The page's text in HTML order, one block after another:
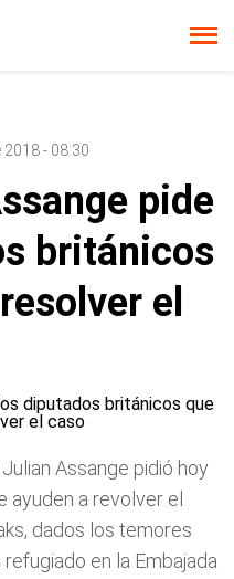
2018 - 08:30
pide
británicos
el
Assange pidió hoy
ayuden a revolver el
dados los temores
en la Embajada